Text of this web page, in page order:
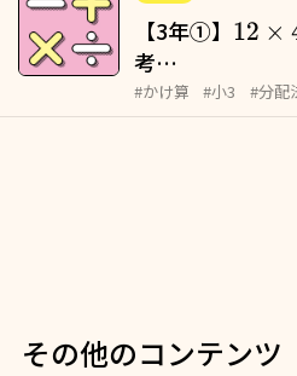
【3年①】 12×4
考…
#かけ算 #小3 #分配
その他のコンテンツ